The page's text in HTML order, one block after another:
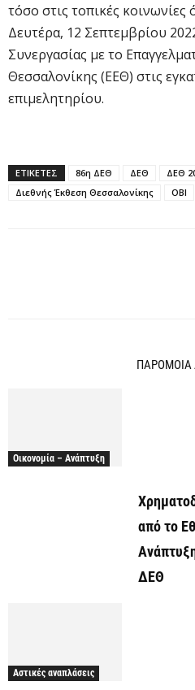
τόσο στις τοπικές κοινωνίες
Δευτέρα, 12 Σεπτεμβρίου
Συνεργασίας με το
Θεσσαλονίκης (ΕΕΘ) στις
επιμελητηρίου.
ΕΤΙΚΕΤΕΣ 86η ΔΕΘ ΔΕΘ
ΔΕΘ
Διεθνής Έκθεση Θεσσαλονίκης
ΟΒΙ
ΠΑΡΟΜΟΙΑ
Οικονομία – Ανάπτυξη
από το
ΔΕΘ
Αστικές αναπλάσεις